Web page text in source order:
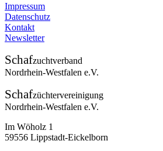
Impressum
Datenschutz
Kontakt
Newsletter
Schafzuchtverband
Nordrhein-Westfalen e.V.
Schafzüchtervereinigung
Nordrhein-Westfalen e.V.
Im Wöholz 1
59556 Lippstadt-Eickelborn